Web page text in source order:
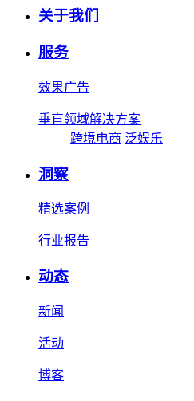
关于我们
服务
效果广告
垂直领域解决方案
跨境电商 泛娱乐
洞察
精选案例
行业报告
动态
新闻
活动
博客